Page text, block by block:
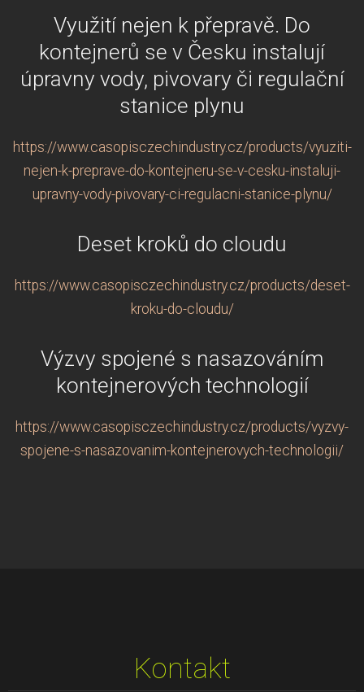
Využití nejen k přepravě. Do
kontejnerů se v Česku instalují
úpravny vody, pivovary či regulační
stanice plynu
https://www.casopisczechindustry.cz/products/vyuziti-
nejen-k-preprave-do-kontejneru-se-v-cesku-instaluji-
upravny-vody-pivovary-ci-regulacni-stanice-plynu/
Deset kroků do cloudu
https://www.casopisczechindustry.cz/products/deset-
kroku-do-cloudu/
Výzvy spojené s nasazováním
kontejnerových technologií
https://www.casopisczechindustry.cz/products/vyzvy-
spojene-s-nasazovanim-kontejnerovych-technologii/
Kontakt